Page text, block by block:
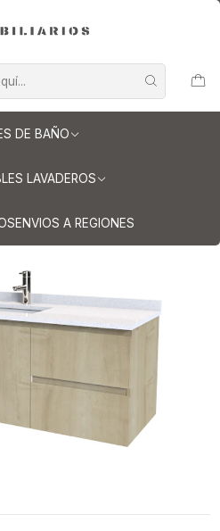
DE BAÑO
LAVADEROS
ENVIOS A REGIONES
aereo - simple
- simple de cuarzo
simple cuarzo / 160 cm
de 160 cm M2-1603 / Roble Rustico